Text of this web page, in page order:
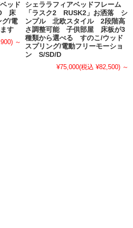
ッド
床
グ/電
す
～
シェララフィアベッドフレーム
「ラスク2 RUSK2」お洒落 シ
ンプル 北欧スタイル 2段階高
さ調整可能 子供部屋 床板が3
種類から選べる すのこ/ウッド
スプリング/電動フリーモーショ
ン S/SD/D
¥75,000(税込 ¥82,500) ～